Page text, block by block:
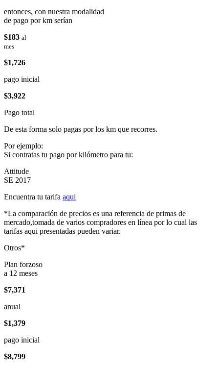
entonces, con nuestra modalidad
de pago por km serían
$183 al
mes
$1,726
pago inicial
$3,922
Pago total
De esta forma solo pagas por los km que recorres.
Por ejemplo:
Si contratas tu pago por kilómetro para tu:
Attitude
SE 2017
Encuentra tu tarifa aqui
*La comparación de precios es una referencia de primas de
mercado,tomada de varios compradores en línea por lo cual las
tarifas aqui presentadas pueden variar.
Otros*
Plan forzoso
a 12 meses
$7,371
anual
$1,379
pago inicial
$8,799